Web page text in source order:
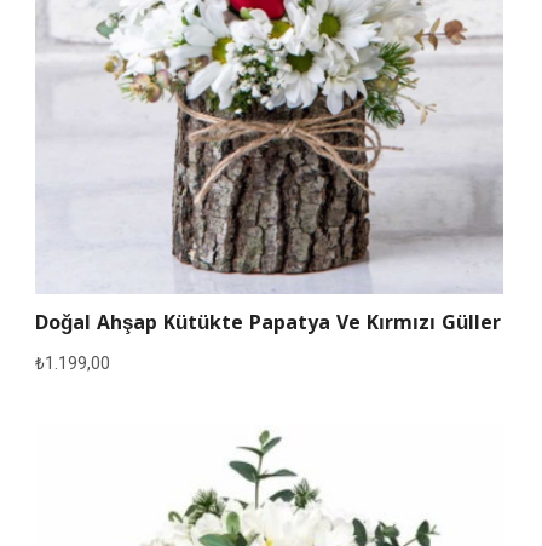
Doğal Ahşap Kütükte Papatya Ve Kırmızı Güller
₺1.199,00